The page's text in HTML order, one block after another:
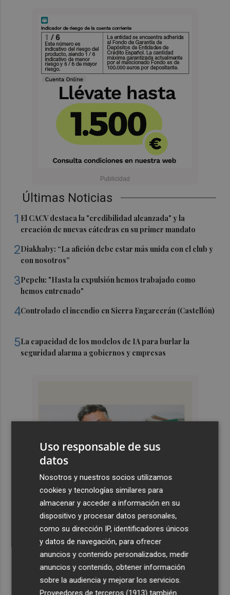
Últimas Noticias
1 El CACV destaca la "credibilidad alcanzada" y la
creación de nuevas cátedras en su primer mandato
2Diakhaby: “La afición debe estar más unida con el club y
con nosotros”
3Pepelu: "Hasta la expulsión hemos trabajado como
hemos entrenado"
4Controlado el incendio en Sierra Engarcerán (Castellón)
5La capacidad de los modelos de IA para burlar la
seguridad alarma a gobiernos y empresas
Uso responsable de sus
datos
Nosotros y nuestros socios utilizamos
cookies y tecnologías similares para
almacenar y acceder a información en su
dispositivo y procesar datos personales,
como su dirección IP, identificadores únicos
y datos de navegación, para ofrecer
anuncios y contenido personalizados, medir
anuncios y contenido, obtener información
sobre la audiencia y mejorar los servicios.
Proveedores de terceros (1913) también